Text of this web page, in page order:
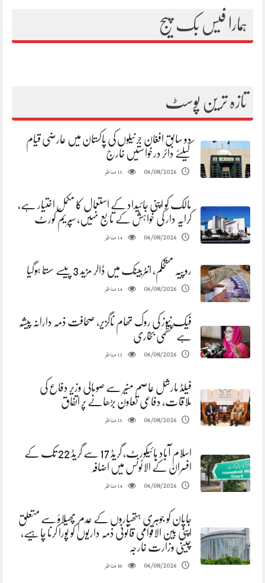
ہمارا فیس بک پیج
تازہ ترین پوسٹ
دو سابق افغان جرنیلوں کی پاکستان میں عارضی قیام
کیلئے دائر درخواستیں خارج
06/08/2026
15مناظر
مالک کو اپنی جائیداد کے استعمال کا مکمل اختیار ہے،
کرایہ دار کی خواہش کے تابع نہیں، سپریم کورٹ
06/08/2026
14مناظر
روپیہ مستحکم، انٹربینک میں ڈالر مزید 3 پیسے سستا ہوگیا
06/08/2026
14مناظر
فیک نیوز کی روک تھام ناگزیر، صحافت ذمہ دارانہ پیشہ
ہے عظمیٰ بخاری
06/08/2026
13مناظر
فیلڈ مارشل عاصم منیر سے صومالی وزیر دفاع کی
ملاقات، دفاعی تعاون بڑھانے پر اتفاق
06/08/2026
15مناظر
اسلام آباد ہائیکورٹ، گریڈ 17 سے گریڈ 22 تک کے
افسران کے الائونس میں اضافہ
06/08/2026
14مناظر
جاپان کو جوہری ہتھیاروں کے عدم پھیلاؤ سے متعلق
اپنی بین الاقوامی قانونی ذمہ داریوں کو پورا کرنا چاہیے،
چینی وزارت خارجہ
06/08/2026
18مناظر